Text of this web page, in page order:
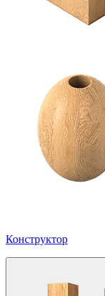
Конструктор